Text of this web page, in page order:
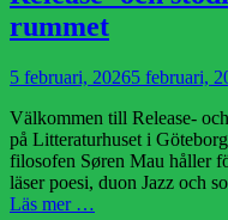
rummet
Publicerad
5 februari, 20265 februari,
Välkommen till Release-
på Litteraturhuset i
filosofen Søren Mau håller
läser poesi, duon Jazz och
Läs mer …